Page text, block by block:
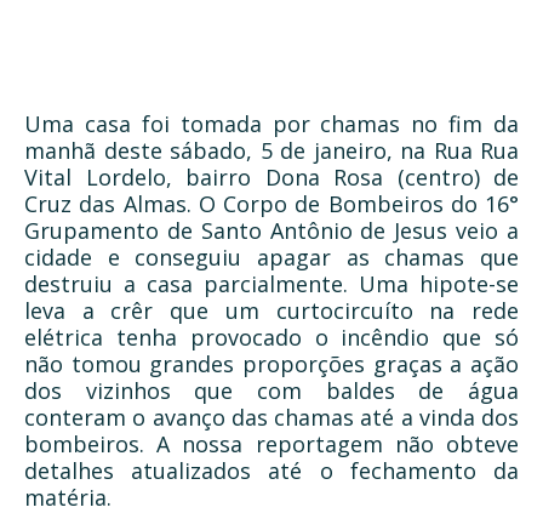
Uma casa foi tomada por chamas no fim da
manhã deste sábado, 5 de janeiro, na Rua Rua
Vital Lordelo, bairro Dona Rosa (centro) de
Cruz das Almas. O Corpo de Bombeiros do 16°
Grupamento de Santo Antônio de Jesus veio a
cidade e conseguiu apagar as chamas que
destruiu a casa parcialmente. Uma hipote-se
leva a crêr que um curtocircuíto na rede
elétrica tenha provocado o incêndio que só
não tomou grandes proporções graças a ação
dos vizinhos que com baldes de água
conteram o avanço das chamas até a vinda dos
bombeiros. A nossa reportagem não obteve
detalhes atualizados até o fechamento da
matéria.